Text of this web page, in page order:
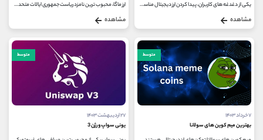
یکی از دغدغه های کاربران، پیدا کردن ارز دیجیتال مناسب برای سرمایه گذاری است. هر سال، بسته به شرایط بازار، برخی از ارزهای دیجیتال...
مشاهده
ارز ماگا، محبوب ترین نامزد ریاست جمهوری ایالات متحده، این روزها نه تنها در سیاست و اقتصاد، بلکه در دنیای کریپتو نیز مورد استفاده...
مشاهده
متوسط
۷ خرداد ۱۴۰۳
بهترین میم کوین های سولانا
متوسط
۲۷ اردیبهشت ۱۴۰۳
یونی سواپ ورژن 3